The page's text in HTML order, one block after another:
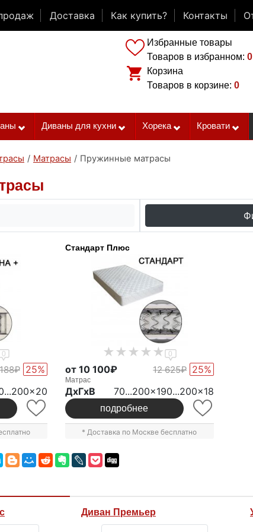
Доставка Как купить? Контакты
Избранные товары
Товаров в избранном: 0
Корзина
Товаров в корзине: 0
Диваны для кухни Хорека Кровати
/ Матрасы / Пружинные матрасы
0
25%
Стандарт Плюс
0
от 10 100₽ 12 625₽ 25%
Матрас
ДxГxВ 70...200x190...200x18
подробнее
* Доставка по Москве бесплатно
Диван Премьер